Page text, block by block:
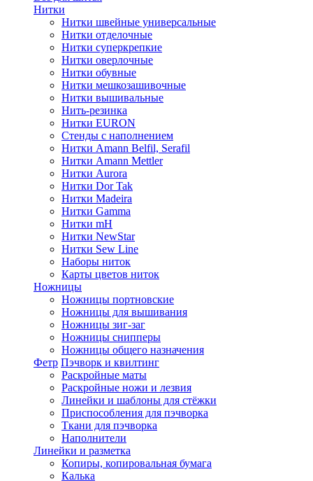
Нитки
Нитки швейные универсальные
Нитки отделочные
Нитки суперкрепкие
Нитки оверлочные
Нитки обувные
Нитки мешкозашивочные
Нитки вышивальные
Нить-резинка
Нитки EURON
Стенды с наполнением
Нитки Amann Belfil, Serafil
Нитки Amann Mettler
Нитки Aurora
Нитки Dor Tak
Нитки Madeira
Нитки Gamma
Нитки mH
Нитки NewStar
Нитки Sew Line
Наборы ниток
Карты цветов ниток
Ножницы
Ножницы портновские
Ножницы для вышивания
Ножницы зиг-заг
Ножницы снипперы
Ножницы общего назначения
Фетр Пэчворк и квилтинг
Раскройные маты
Раскройные ножи и лезвия
Линейки и шаблоны для стёжки
Приспособления для пэчворка
Ткани для пэчворка
Наполнители
Линейки и разметка
Копиры, копировальная бумага
Калька